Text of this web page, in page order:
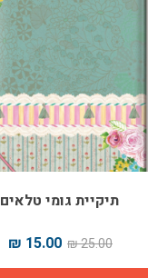
תיקיית גומי טלאים
25.00 ₪
15.00 ₪